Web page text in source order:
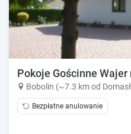
Pokoje Gościnne Wajer
Bobolin (~7.3 km od
Bezpłatne anulowanie